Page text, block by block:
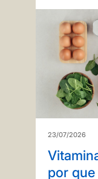
23/07/2026
por